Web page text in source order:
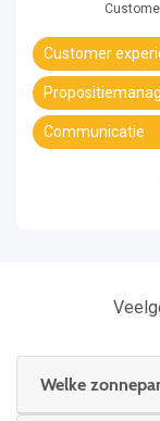
Customer
Communicatie
Welke